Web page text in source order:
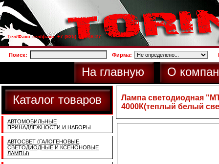
Тел/Факс тел/факс: +7 (925) 733-66-27
Поиск: Фирма:
На главную О
Каталог товаров
АВТОМОБИЛЬНЫЕ
ПРИНАДЛЕЖНОСТИ И НАБОРЫ
АВТОСВЕТ (ГАЛОГЕНОВЫЕ,
СВЕТОДИОДНЫЕ И КСЕНОНОВЫЕ
ЛАМПЫ)
Лампа светодиодная
4000К(теплый белый